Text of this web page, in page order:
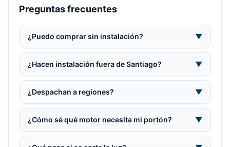
Preguntas frecuentes
¿Puedo comprar sin instalación? ▼
¿Hacen instalación fuera de Santiago? ▼
¿Despachan a regiones? ▼
¿Cómo sé qué motor necesita mi portón? ▼